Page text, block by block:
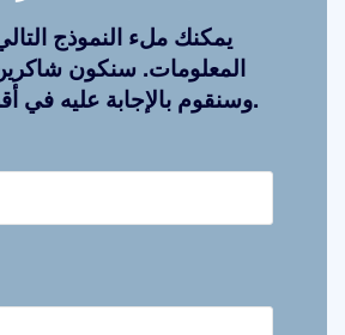
يمكنك ملء النموذج
المعلومات. سنكون
وسنقوم بالإجابة عليه في أقرب وقت ممكن.